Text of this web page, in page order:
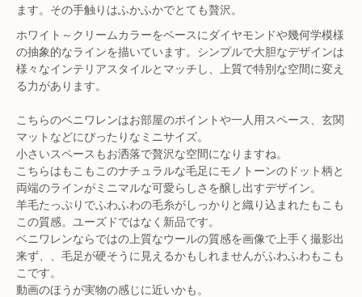
ます。その手触りはふかふかでとても贅沢。
ホワイト～クリームカラーをベースにダイヤモンドや幾何学模様
の抽象的なラインを描いています。シンプルで大胆なデザインは
様々なインテリアスタイルとマッチし、上質で特別な空間に変え
る力があります。
こちらのベニワレンはお部屋のポイントや一人用スペース、玄関
マットなどにぴったりなミニサイズ。
小さいスペースもお洒落で贅沢な空間になりますね。
こちらはもこもこのナチュラルな毛足にモノトーンのドット柄と
両端のラインがミニマルな可愛らしさを醸し出すデザイン。
羊毛たっぷりでふわふわの毛糸がしっかりと織り込まれたもこも
この質感。ユーズドではなく新品です。
ベニワレンならではの上質なウールの質感を画像で上手く撮影出
来ず、、毛足が硬そうに見えるかもしれませんがふわふわもこも
こです。
動画のほうが実物の感じに近いかも。